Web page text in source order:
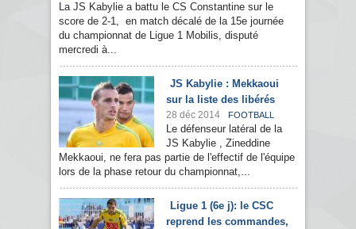
La JS Kabylie a battu le CS Constantine sur le
score de 2-1, en match décalé de la 15e journée
du championnat de Ligue 1 Mobilis, disputé
mercredi à...
JS Kabylie : Mekkaoui
sur la liste des libérés
28 déc 2014 FOOTBALL
Le défenseur latéral de la
JS Kabylie , Zineddine
Mekkaoui, ne fera pas partie de l'effectif de l'équipe
lors de la phase retour du championnat,...
Ligue 1 (6e j): le CSC
reprend les commandes,